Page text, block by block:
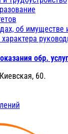
об имуществе
обр.
60.